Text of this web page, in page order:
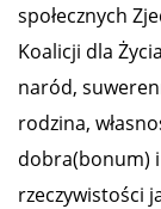
społecznych
Koalicji dla
naród,
rodzina,
dobra(bonum)
rzeczywistości